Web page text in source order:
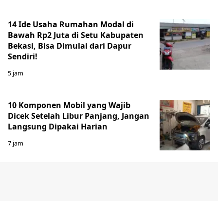
14 Ide Usaha Rumahan Modal di
Bawah Rp2 Juta di Setu Kabupaten
Bekasi, Bisa Dimulai dari Dapur
Sendiri!
5 jam
10 Komponen Mobil yang Wajib
Dicek Setelah Libur Panjang, Jangan
Langsung Dipakai Harian
7 jam